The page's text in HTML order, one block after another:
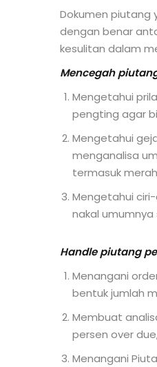
Dokumen piutang
dengan benar
kesulitan dalam
Mencegah
Mengetahui
pengting agar
Mengetahui
menganalisa
termasuk
Mengetahui
nakal
Handle piutang
Menangani
bentuk jumlah
Membuat
persen over
Menangani